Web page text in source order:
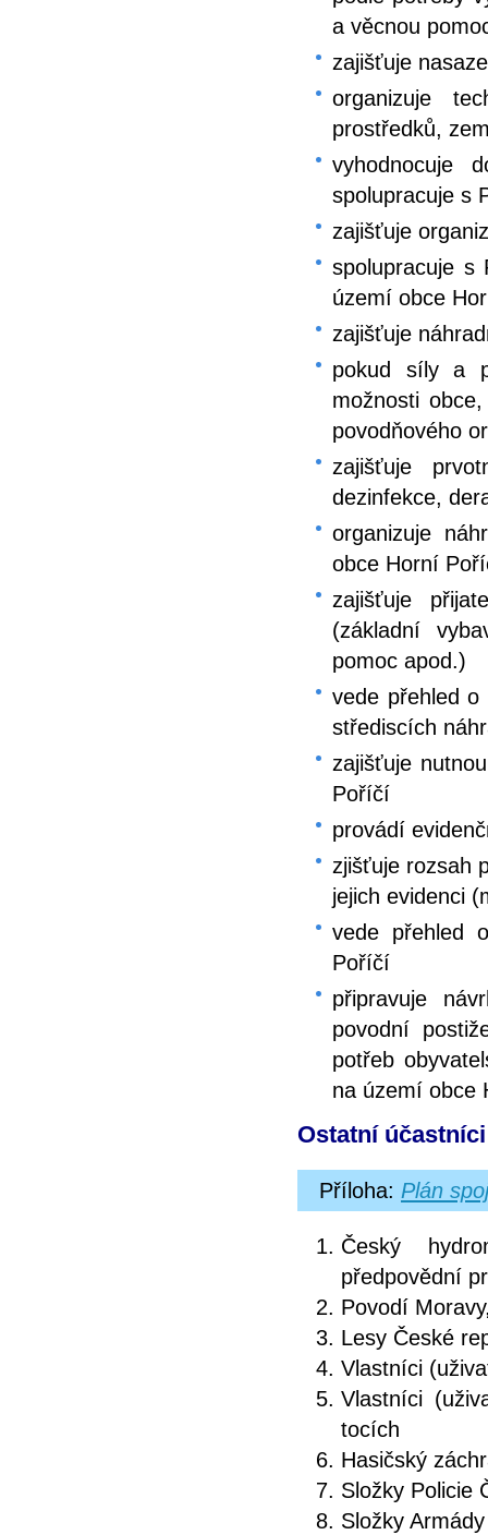
a věcnou
zajišťuje
organizuje
prostředků,
vyhodnocuje
spolupracuje s
zajišťuje
spolupracuje s
území obce
zajišťuje
pokud síly a
možnosti
povodňového
zajišťuje
dezinfekce,
organizuje
obce Horní
zajišťuje
(základní
pomoc apod.)
vede přehled
střediscích
zajišťuje
Poříčí
provádí
zjišťuje rozsah
jejich evidenci
vede přehled
Poříčí
připravuje
povodní
potřeb
na území obce
Ostatní
Příloha: Plán
Český
předpovědní
Povodí
Lesy České
Vlastníci
Vlastníci
tocích
Hasičský
Složky Policie
Složky